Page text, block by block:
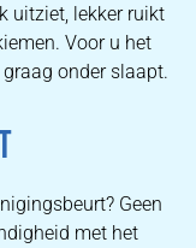
uitziet, lekker ruikt
Voor u het
onder slaapt.
Geen
met het